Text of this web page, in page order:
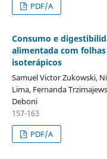
PDF/A
Consumo e
alimentada com
isoterápicos
Samuel Victor Zukowski,
Lima, Fernanda
Deboni
157-163
PDF/A